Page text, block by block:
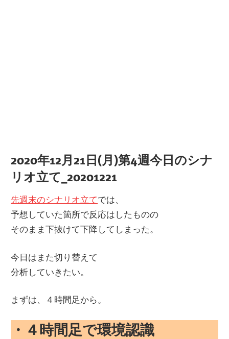
2020年12月21日(月)第4週今日のシナ
リオ立て_20201221
先週末のシナリオ立てでは、
予想していた箇所で反応はしたものの
そのまま下抜けて下降してしまった。
今日はまた切り替えて
分析していきたい。
まずは、４時間足から。
・４時間足で環境認識